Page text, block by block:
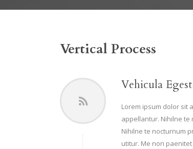
Vertical Process
Vehicula
Lorem ipsum dolor sit
appellantur. Nihilne te
Nihilne te nocturnum
utitur. Me non